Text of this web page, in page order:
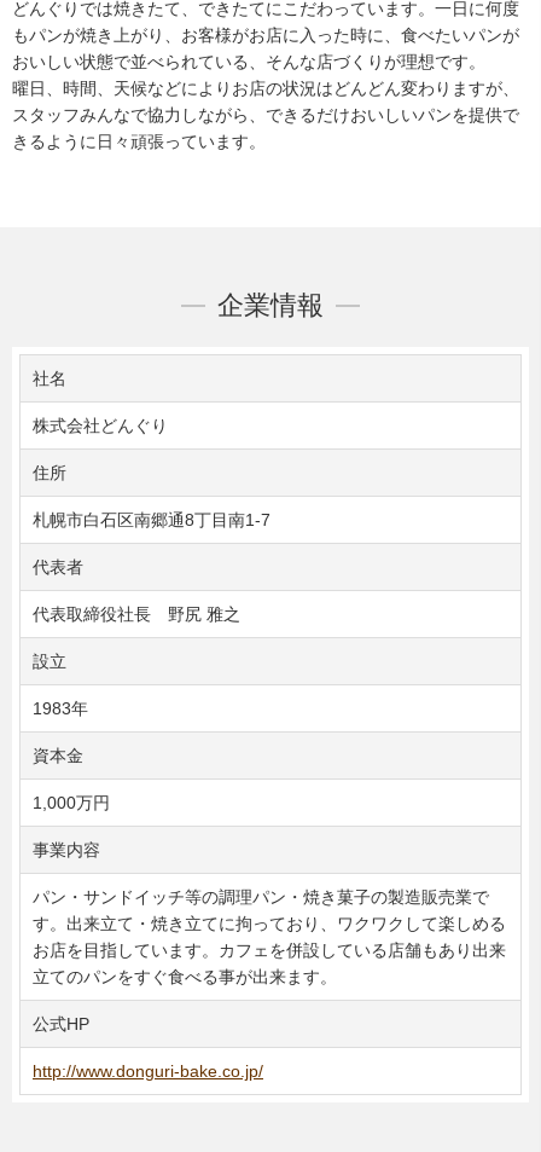
どんぐりでは焼きたて、できたてにこだわっています。一日に何度
もパンが焼き上がり、お客様がお店に入った時に、食べたいパンが
おいしい状態で並べられている、そんな店づくりが理想です。
曜日、時間、天候などによりお店の状況はどんどん変わりますが、
スタッフみんなで協力しながら、できるだけおいしいパンを提供で
きるように日々頑張っています。
企業情報
社名
株式会社どんぐり
住所
札幌市白石区南郷通8丁目南1-7
代表者
代表取締役社長 野尻 雅之
設立
1983年
資本金
1,000万円
事業内容
パン・サンドイッチ等の調理パン・焼き菓子の製造販売業で
す。出来立て・焼き立てに拘っており、ワクワクして楽しめる
お店を目指しています。カフェを併設している店舗もあり出来
立てのパンをすぐ食べる事が出来ます。
公式HP
http://www.donguri-bake.co.jp/